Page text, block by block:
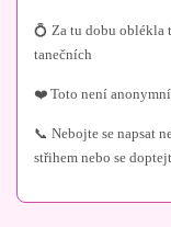
💍 Za tu dobu oblékla
tanečních
❤️ Toto není
📞 Nebojte se napsat
střihem nebo se